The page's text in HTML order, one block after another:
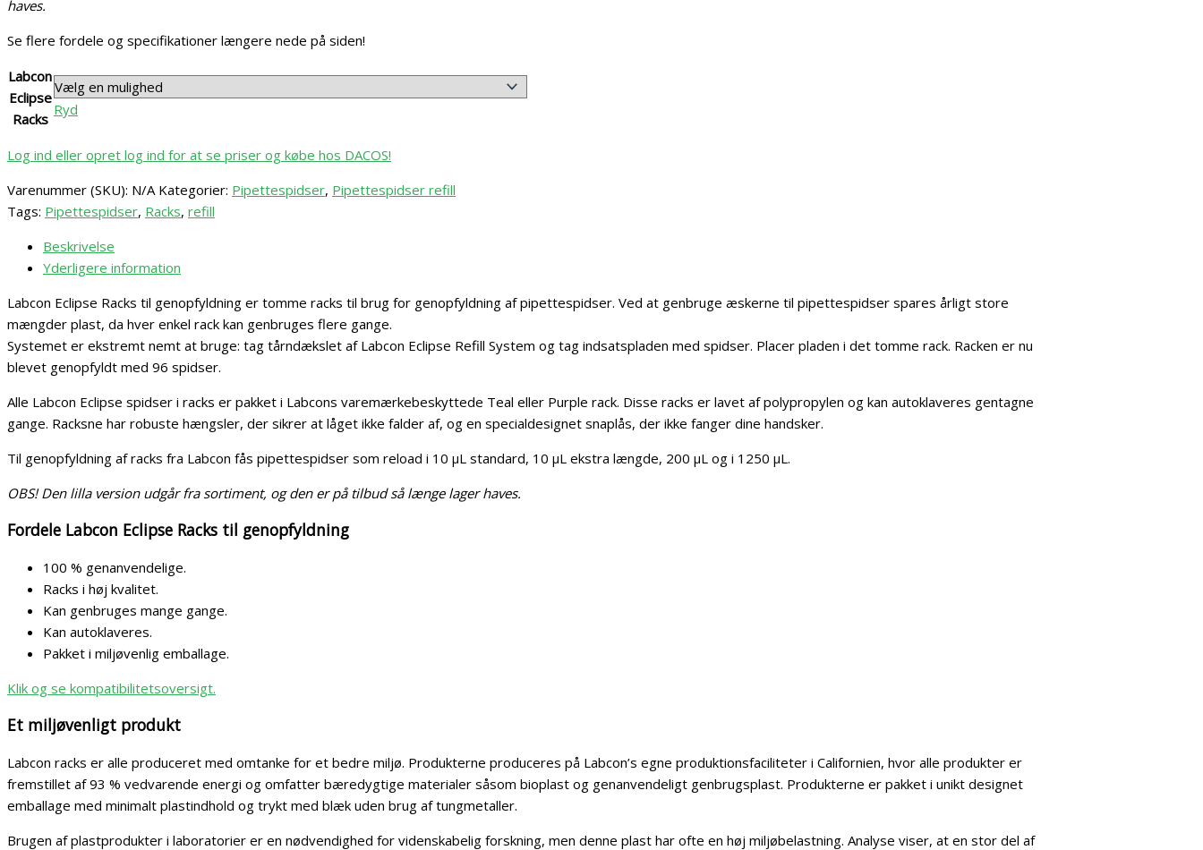
haves.
Se flere fordele og specifikationer længere nede på siden!
Labcon
Eclipse
Racks
Ryd
Log ind eller opret log ind for at se priser og købe hos DACOS!
Varenummer (SKU): N/A Kategorier: Pipettespidser, Pipettespidser refill
Tags: Pipettespidser, Racks, refill
Beskrivelse
Yderligere information
Labcon Eclipse Racks til genopfyldning er tomme racks til brug for genopfyldning af pipettespidser. Ved at genbruge æskerne til pipettespidser spares årligt store
mængder plast, da hver enkel rack kan genbruges flere gange.
Systemet er ekstremt nemt at bruge: tag tårndækslet af Labcon Eclipse Refill System og tag indsatspladen med spidser. Placer pladen i det tomme rack. Racken er nu
blevet genopfyldt med 96 spidser.
Alle Labcon Eclipse spidser i racks er pakket i Labcons varemærkebeskyttede Teal eller Purple rack. Disse racks er lavet af polypropylen og kan autoklaveres gentagne
gange. Racksne har robuste hængsler, der sikrer at låget ikke falder af, og en specialdesignet snaplås, der ikke fanger dine handsker.
Til genopfyldning af racks fra Labcon fås pipettespidser som reload i 10 µL standard, 10 µL ekstra længde, 200 µL og i 1250 µL.
OBS! Den lilla version udgår fra sortiment, og den er på tilbud så længe lager haves.
Fordele Labcon Eclipse Racks til genopfyldning
100 % genanvendelige.
Racks i høj kvalitet.
Kan genbruges mange gange.
Kan autoklaveres.
Pakket i miljøvenlig emballage.
Klik og se kompatibilitetsoversigt.
Et miljøvenligt produkt
Labcon racks er alle produceret med omtanke for et bedre miljø. Produkterne produceres på Labcon’s egne produktionsfaciliteter i Californien, hvor alle produkter er
fremstillet af 93 % vedvarende energi og omfatter bæredygtige materialer såsom bioplast og genanvendeligt genbrugsplast. Produkterne er pakket i unikt designet
emballage med minimalt plastindhold og trykt med blæk uden brug af tungmetaller.
Brugen af plastprodukter i laboratorier er en nødvendighed for videnskabelig forskning, men denne plast har ofte en høj miljøbelastning. Analyse viser, at en stor del af